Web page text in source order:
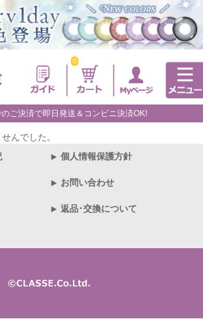
0
ご決済で即日発送＆コンビニ決済OK!
んでした。
個人情報保護方針
お問い合わせ
返品･交換について